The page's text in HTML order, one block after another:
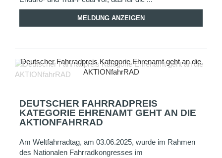
MELDUNG ANZEIGEN
Deutscher Fahrradpreis Kategorie Ehrenamt geht an die
AKTIONfahrRAD
DEUTSCHER FAHRRADPREIS
KATEGORIE EHRENAMT GEHT AN DIE
AKTIONFAHRRAD
Am Weltfahrradtag, am 03.06.2025, wurde im Rahmen
des Nationalen Fahrradkongresses im